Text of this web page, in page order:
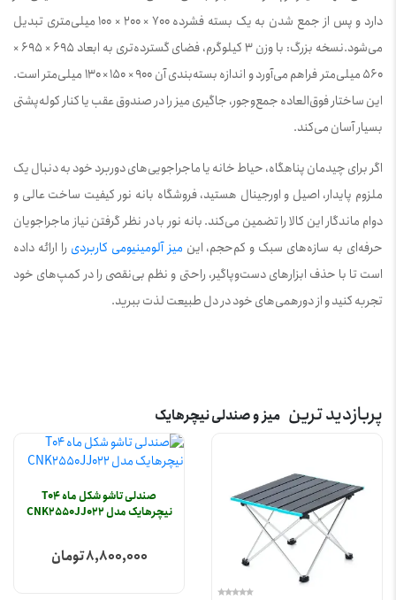
دارد و پس از جمع شدن به یک بسته فشرده 700 × 200 × 100 میلی‌متری تبدیل
می‌شود.نسخه بزرگ: با وزن 3 کیلوگرم، فضای گسترده‌تری به ابعاد 695 × 695 ×
560 میلی‌متر فراهم می‌آورد و اندازه بسته‌بندی آن 900 × 150 × 130 میلی‌متر است.
این ساختار فوق‌العاده جمع‌وجور، جاگیری میز را در صندوق عقب یا کنار کوله‌پشتی
بسیار آسان می‌کند.
اگر برای چیدمان پناهگاه، حیاط خانه یا ماجراجویی‌های دوربرد خود به دنبال یک
ملزوم پایدار، اصیل و اورجینال هستید، فروشگاه بانه نور کیفیت ساخت عالی و
دوام ماندگار این کالا را تضمین می‌کند. بانه نور با در نظر گرفتن نیاز ماجراجویان
حرفه‌ای به سازه‌های سبک و کم‌حجم، این میز آلومینیومی کاربردی را ارائه داده
است تا با حذف ابزارهای دست‌وپاگیر، راحتی و نظم بی‌نقصی را در کمپ‌های خود
تجربه کنید و از دورهمی‌های خود در دل طبیعت لذت ببرید.
پربازدید ترین میز و صندلی نیچرهایک
صندلی تاشو شکل ماه T04
نیچرهایک مدل CNK2550JJ022
8,800,000 تومان